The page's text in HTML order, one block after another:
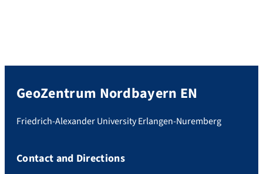
GeoZentrum Nordbayern EN
Friedrich-Alexander University Erlangen-Nuremberg
Contact and Directions